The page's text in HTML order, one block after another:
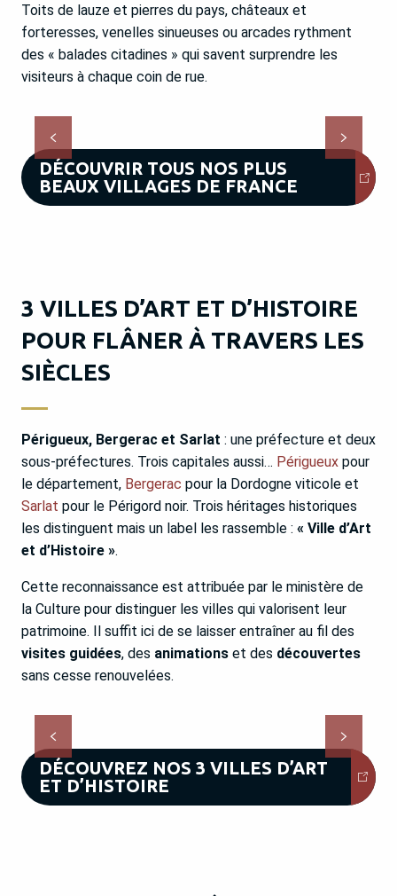
Toits de lauze et pierres du pays, châteaux et
forteresses, venelles sinueuses ou arcades rythment
des « balades citadines » qui savent surprendre les
visiteurs à chaque coin de rue.
La Roque Gageac
DÉCOUVRIR TOUS NOS PLUS
BEAUX VILLAGES DE FRANCE
3 VILLES D’ART ET D’HISTOIRE
POUR FLÂNER À TRAVERS LES
SIÈCLES
Périgueux, Bergerac et Sarlat : une préfecture et deux
sous-préfectures. Trois capitales aussi… Périgueux pour
le département, Bergerac pour la Dordogne viticole et
Sarlat pour le Périgord noir. Trois héritages historiques
les distinguent mais un label les rassemble : « Ville d’Art
et d’Histoire ».
Cette reconnaissance est attribuée par le ministère de
la Culture pour distinguer les villes qui valorisent leur
patrimoine. Il suffit ici de se laisser entraîner au fil des
visites guidées, des animations et des découvertes
sans cesse renouvelées.
Périgueux
DÉCOUVREZ NOS 3 VILLES D’ART
ET D’HISTOIRE